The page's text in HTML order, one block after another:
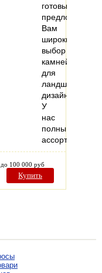
готовы
предложить
Вам
широкий
выбор
камней
для
ландшафтного
дизайна.
У
нас
полный
ассортимент…
100 000 руб
Купить